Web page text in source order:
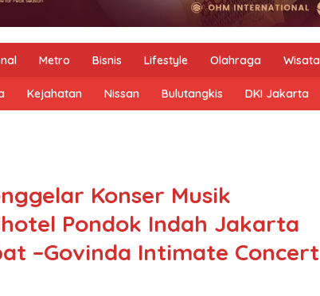
Metro Bisnis Lifestyle Olahraga Wisata
Kejahatan Nissan Bulutangkis DKI Jakarta
Konser Musik
Pondok Indah Jakarta
–Govinda Intimate Concert